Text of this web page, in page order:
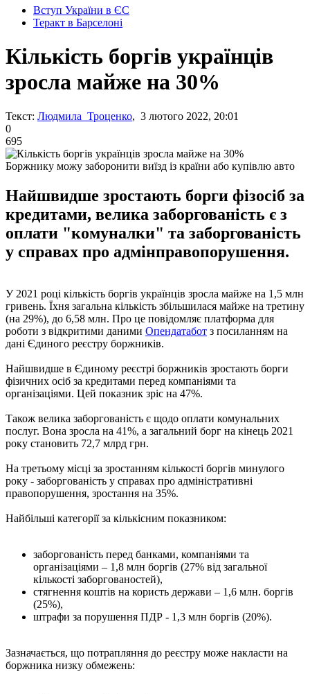
Вступ України в ЄС
Теракт в Барселоні
Кількість боргів українців
зросла майже на 30%
Текст: Людмила Троценко, 3 лютого 2022, 20:01
0
695
Боржнику можу заборонити виїзд із країни або купівлю авто
Найшвидше зростають борги фізосіб за
кредитами, велика заборгованість є з
оплати "комуналки" та заборгованість
у справах про адмінправопорушення.
У 2021 році кількість боргів українців зросла майже на 1,5 млн
гривень. Їхня загальна кількість збільшилася майже на третину
(на 29%), до 6,58 млн. Про це повідомляє платформа для
роботи з відкритими даними Опендатабот з посиланням на
дані Єдиного реєстру боржників.
Найшвидше в Єдиному реєстрі боржників зростають борги
фізичних осіб за кредитами перед компаніями та
організаціями. Цей показник зріс на 47%.
Також велика заборгованість є щодо оплати комунальних
послуг. Вона зросла на 41%, а загальний борг на кінець 2021
року становить 72,7 млрд грн.
На третьому місці за зростанням кількості боргів минулого
року - заборгованість у справах про адміністративні
правопорушення, зростання на 35%.
Найбільші категорії за кількісним показником:
заборгованість перед банками, компаніями та
організаціями – 1,8 млн боргів (27% від загальної
кількості заборгованостей),
стягнення коштів на користь держави – 1,6 млн. боргів
(25%),
штрафи за порушення ПДР - 1,3 млн боргів (20%).
Зазначається, що потрапляння до реєстру може накласти на
боржника низку обмежень: